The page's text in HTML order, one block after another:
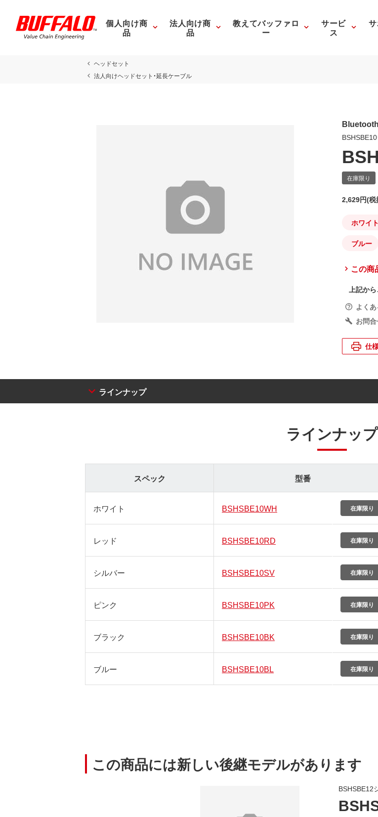
個人向け商
品
法人向け商
品
教えてバッファロ
ー
サービ
ス
ヘッドセット
法人向けヘッドセット・延長ケーブル
2,629円(税
ホワイト
ブルー
この商
上記から
よく
お問
仕
ラインナップ
ラインナップ
スペック 型番
ホワイト BSHSBE10WH
レッド BSHSBE10RD
シルバー BSHSBE10SV
ピンク BSHSBE10PK
ブラック BSHSBE10BK
ブルー BSHSBE10BL
この商品には新しい後継モデルがあります
BSHSBE12